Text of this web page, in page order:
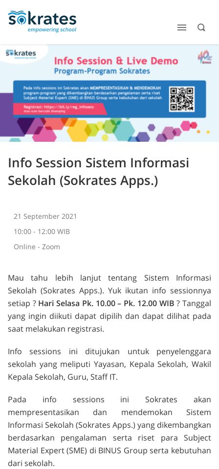
Info Session Sistem Informasi
Sekolah (Sokrates Apps.)
21 September 2021
10:00 - 12:00 WIB
Online - Zoom
Mau tahu lebih lanjut tentang Sistem Informasi
Sekolah (Sokrates Apps.). Yuk ikutan info sessionnya
setiap ? Hari Selasa Pk. 10.00 – Pk. 12.00 WIB ?️ Tanggal
yang ingin diikuti dapat dipilih dan dapat dilihat pada
saat melakukan registrasi.
Info sessions ini ditujukan untuk penyelenggara
sekolah yang meliputi Yayasan, Kepala Sekolah, Wakil
Kepala Sekolah, Guru, Staff IT.
Pada info sessions ini Sokrates akan
mempresentasikan dan mendemokan Sistem
Informasi Sekolah (Sokrates Apps.) yang dikembangkan
berdasarkan pengalaman serta riset para Subject
Material Expert (SME) di BINUS Group serta kebutuhan
dari sekolah.